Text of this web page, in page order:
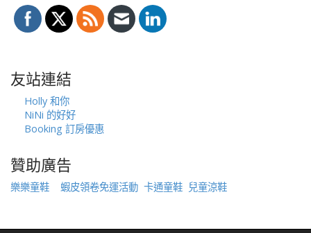
友站連結
Holly 和你
NiNi 的好好
Booking 訂房優惠
贊助廣告
樂樂童鞋 蝦皮領卷免運活動 卡通童鞋 兒童涼鞋